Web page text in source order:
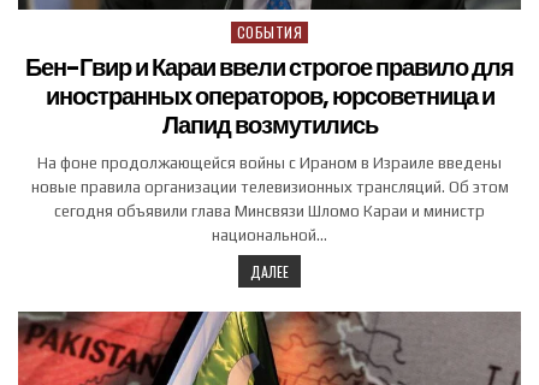
Posted in
СОБЫТИЯ
Бен-Гвир и Караи ввели строгое правило для
иностранных операторов, юрсоветница и
Лапид возмутились
На фоне продолжающейся войны с Ираном в Израиле введены
новые правила организации телевизионных трансляций. Об этом
сегодня объявили глава Минсвязи Шломо Караи и министр
национальной…
ДАЛЕЕ